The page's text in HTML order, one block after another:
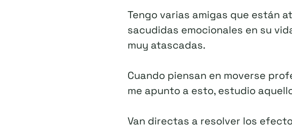
Tengo varias amigas que están
sacudidas emocionales en su
muy atascadas.
Cuando piensan en moverse
me apunto a esto, estudio
Van directas a resolver los